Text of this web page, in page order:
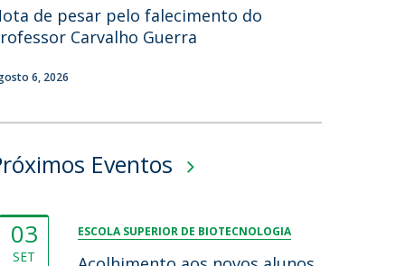
de pesar pelo falecimento do
Carvalho Guerra
6, 2026
Eventos
03
SET
ESCOLA SUPERIOR DE BIOTECNOLOGIA